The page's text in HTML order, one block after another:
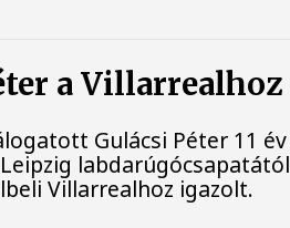
a
Gulácsi Péter 11
Villarrealhoz igazolt.